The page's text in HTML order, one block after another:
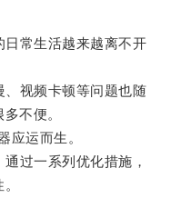
常生活越来越离不开
视频卡顿等问题也随
不便。
运而生。
过一系列优化措施，